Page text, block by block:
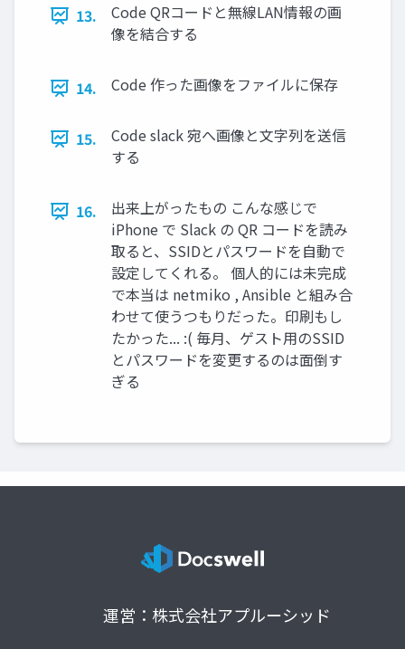
13.
Code QRコードと無線LAN情報の画
像を結合する
14. Code 作った画像をファイルに保存
15.
Code slack 宛へ画像と文字列を送信
する
16.
出来上がったもの こんな感じで
iPhone で Slack の QR コードを読み
取ると、SSIDとパスワードを自動で
設定してくれる。 個人的には未完成
で本当は netmiko , Ansible と組み合
わせて使うつもりだった。印刷もし
たかった... :( 毎月、ゲスト用のSSID
とパスワードを変更するのは面倒す
ぎる
運営：株式会社アプルーシッド